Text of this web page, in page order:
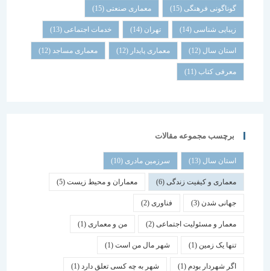
گوناگونی فرهنگی (15) معماری صنعتی(15)
زیبایی شناسی (14) تهران خدمات اجتماعی (13)
استان سال(12) معماری پایدار (12) معماری مساجد(12)
معرفی کتاب(11)
برچسب مجموعه مقالات
استان سال(13) سرزمین مادری(10)
معماری و کیفیت زندگی(6) معماران و محیط زیست(5)
جهانی شدن(3) فناوری (2)
معمار و مسئولیت اجتماعی (2) من و معماری (1)
تنها یک زمین(1) شهر مال من است(1)
اگر شهردار بودم (1) شهر به چه کسی تعلق دارد(1)